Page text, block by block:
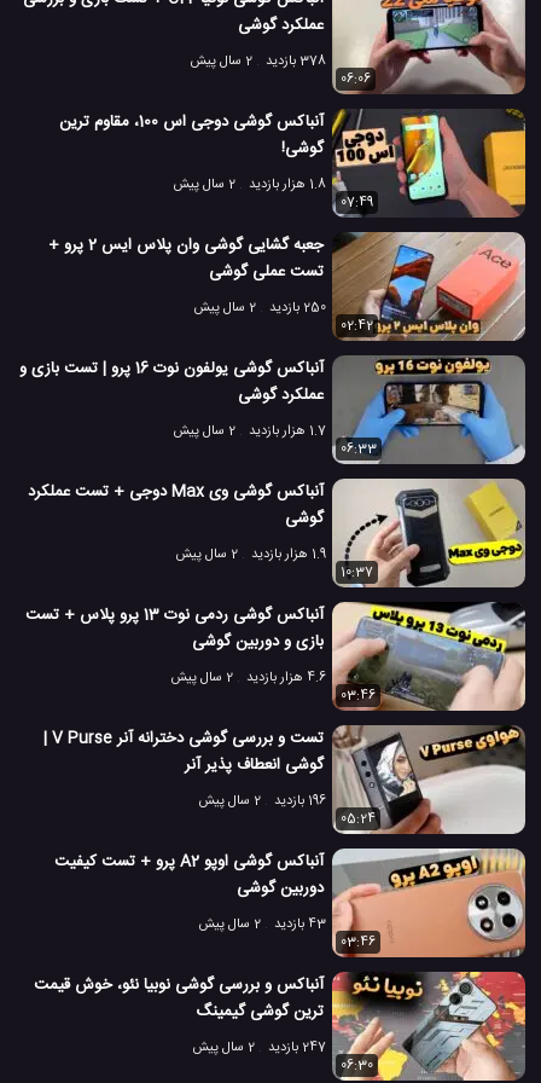
عملکرد گوشی
378 بازدید
2 سال پیش
06:06
آنباکس گوشی دوجی اس 100، مقاوم ترین
گوشی!
1.8 هزار بازدید
2 سال پیش
07:49
جعبه گشایی گوشی وان پلاس ایس 2 پرو +
تست عملی گوشی
250 بازدید
2 سال پیش
02:42
آنباکس گوشی یولفون نوت 16 پرو | تست بازی و
عملکرد گوشی
1.7 هزار بازدید
2 سال پیش
06:33
آنباکس گوشی وی Max دوجی + تست عملکرد
گوشی
1.9 هزار بازدید
2 سال پیش
10:37
آنباکس گوشی ردمی نوت 13 پرو پلاس + تست
بازی و دوربین گوشی
4.6 هزار بازدید
2 سال پیش
03:46
تست و بررسی گوشی دخترانه آنر V Purse |
گوشی انعطاف پذیر آنر
196 بازدید
2 سال پیش
05:24
آنباکس گوشی اوپو A2 پرو + تست کیفیت
دوربین گوشی
43 بازدید
2 سال پیش
03:46
آنباکس و بررسی گوشی نوبیا نئو، خوش قیمت
ترین گوشی گیمینگ
247 بازدید
2 سال پیش
06:30